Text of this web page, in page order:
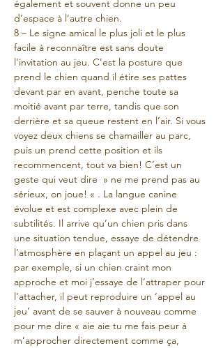
également et souvent donne un peu
d’espace à l’autre chien.
8 – Le signe amical le plus joli et le plus
facile à reconnaître est sans doute
l’invitation au jeu. C’est la posture que
prend le chien quand il étire ses pattes
devant par en avant, penche toute sa
moitié avant par terre, tandis que son
derrière et sa queue restent en l’air. Si vous
voyez deux chiens se chamailler au parc,
puis un prend cette position et ils
recommencent, tout va bien! C’est un
geste qui veut dire  » ne me prend pas au
sérieux, on joue! « . La langue canine
évolue et est complexe avec plein de
subtilités. Il arrive qu’un chien pris dans
une situation tendue, essaye de détendre
l’atmosphère en plaçant un appel au jeu :
par exemple, si un chien craint mon
approche et moi j’essaye de l’attraper pour
l’attacher, il peut reproduire un ‘appel au
jeu’ avant de se sauver à nouveau comme
pour me dire « aie aie tu me fais peur à
m’approcher directement comme ça,